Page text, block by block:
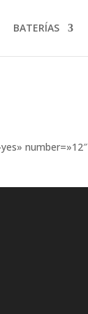
BATERÍAS
number=»12″